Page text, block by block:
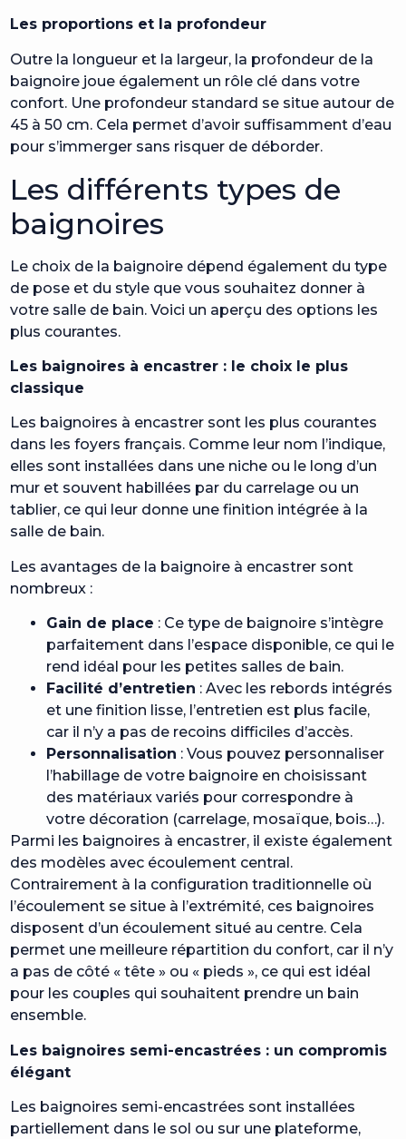
Les proportions et la profondeur
Outre la longueur et la largeur, la profondeur de la
baignoire joue également un rôle clé dans votre
confort. Une profondeur standard se situe autour de
45 à 50 cm. Cela permet d’avoir suffisamment d’eau
pour s’immerger sans risquer de déborder.
Les différents types de
baignoires
Le choix de la baignoire dépend également du type
de pose et du style que vous souhaitez donner à
votre salle de bain. Voici un aperçu des options les
plus courantes.
Les baignoires à encastrer : le choix le plus
classique
Les baignoires à encastrer sont les plus courantes
dans les foyers français. Comme leur nom l’indique,
elles sont installées dans une niche ou le long d’un
mur et souvent habillées par du carrelage ou un
tablier, ce qui leur donne une finition intégrée à la
salle de bain.
Les avantages de la baignoire à encastrer sont
nombreux :
Gain de place : Ce type de baignoire s’intègre
parfaitement dans l’espace disponible, ce qui le
rend idéal pour les petites salles de bain.
Facilité d’entretien : Avec les rebords intégrés
et une finition lisse, l’entretien est plus facile,
car il n’y a pas de recoins difficiles d’accès.
Personnalisation : Vous pouvez personnaliser
l’habillage de votre baignoire en choisissant
des matériaux variés pour correspondre à
votre décoration (carrelage, mosaïque, bois…).
Parmi les baignoires à encastrer, il existe également
des modèles avec écoulement central.
Contrairement à la configuration traditionnelle où
l’écoulement se situe à l’extrémité, ces baignoires
disposent d’un écoulement situé au centre. Cela
permet une meilleure répartition du confort, car il n’y
a pas de côté « tête » ou « pieds », ce qui est idéal
pour les couples qui souhaitent prendre un bain
ensemble.
Les baignoires semi-encastrées : un compromis
élégant
Les baignoires semi-encastrées sont installées
partiellement dans le sol ou sur une plateforme,